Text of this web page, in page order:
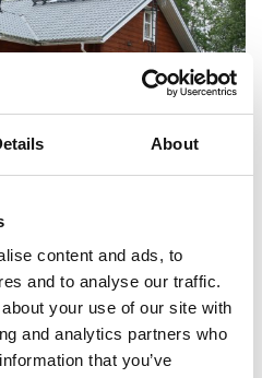
About
content and ads, to
and to analyse our traffic.
your use of our site with
and analytics partners who
that you’ve
puolelta kuvattuna. Kuva: Eero
ja pirtti. Yläkerrassa on
sviitti parisänkyineen.